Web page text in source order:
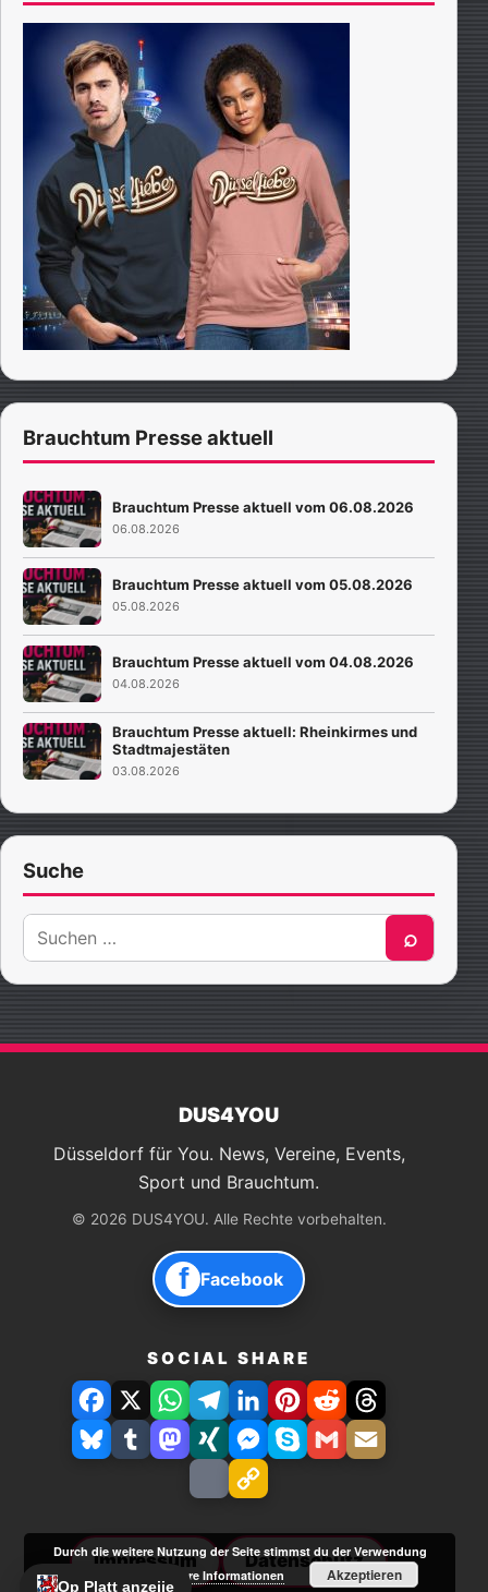
Brauchtum Presse aktuell
Brauchtum Presse aktuell vom 06.08.2026
06.08.2026
Brauchtum Presse aktuell vom 05.08.2026
05.08.2026
Brauchtum Presse aktuell vom 04.08.2026
04.08.2026
Brauchtum Presse aktuell: Rheinkirmes und
Stadtmajestäten
03.08.2026
Suche
Suche
nach:
⌕
DUS4YOU
Düsseldorf für You. News, Vereine, Events,
Sport und Brauchtum.
© 2026 DUS4YOU. Alle Rechte vorbehalten.
f Facebook
SOCIAL SHARE
Facebook
X WhatsApp
Telegram
LinkedInPinterest
RedditThreads
BlueskyTumblrMastodon
XingFacebook
Messenger
SkypeGmailE-
Drucken
Link
Impressum
Datenschutz
Op Platt anzeije
Durch die weitere Nutzung der Seite stimmst du der Verwendung
Weitere Informationen Akzeptieren